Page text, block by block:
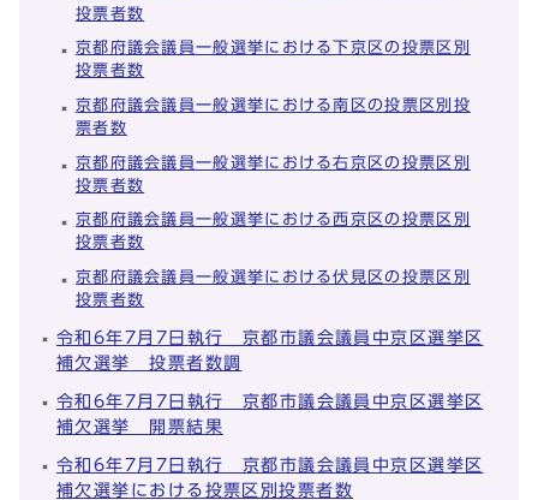
投票者数
京都府議会議員一般選挙における下京区の投票区別
投票者数
京都府議会議員一般選挙における南区の投票区別投
票者数
京都府議会議員一般選挙における右京区の投票区別
投票者数
京都府議会議員一般選挙における西京区の投票区別
投票者数
京都府議会議員一般選挙における伏見区の投票区別
投票者数
令和6年7月7日執行 京都市議会議員中京区選挙区
補欠選挙 投票者数調
令和6年7月7日執行 京都市議会議員中京区選挙区
補欠選挙 開票結果
令和6年7月7日執行 京都市議会議員中京区選挙区
補欠選挙における投票区別投票者数